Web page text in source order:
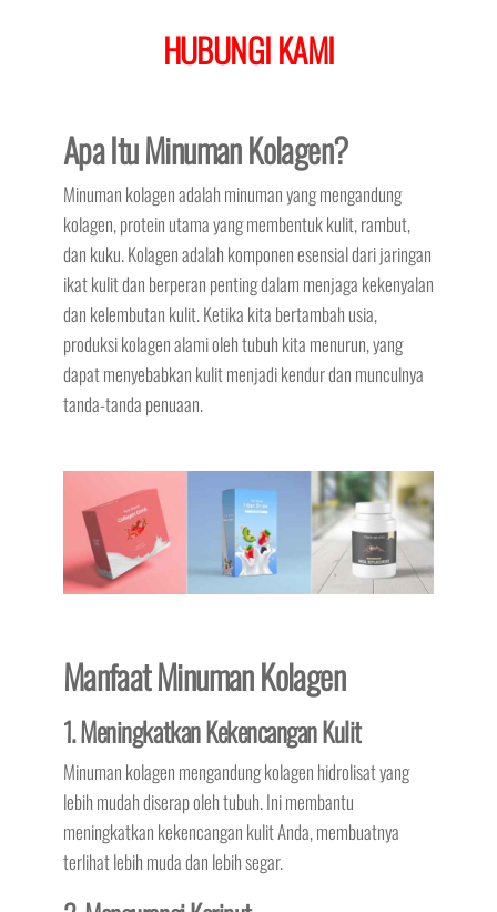
HUBUNGI KAMI
Apa Itu Minuman Kolagen?
Minuman kolagen adalah minuman yang mengandung
kolagen, protein utama yang membentuk kulit, rambut,
dan kuku. Kolagen adalah komponen esensial dari jaringan
ikat kulit dan berperan penting dalam menjaga kekenyalan
dan kelembutan kulit. Ketika kita bertambah usia,
produksi kolagen alami oleh tubuh kita menurun, yang
dapat menyebabkan kulit menjadi kendur dan munculnya
tanda-tanda penuaan.
Manfaat Minuman Kolagen
1. Meningkatkan Kekencangan Kulit
Minuman kolagen mengandung kolagen hidrolisat yang
lebih mudah diserap oleh tubuh. Ini membantu
meningkatkan kekencangan kulit Anda, membuatnya
terlihat lebih muda dan lebih segar.